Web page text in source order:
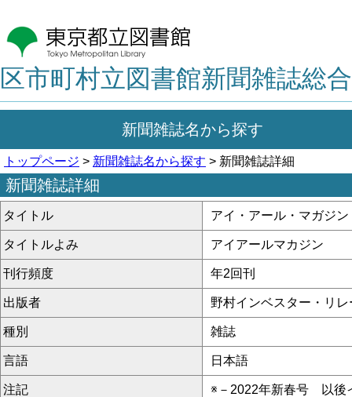
区市町村立図書館新聞雑誌総
新聞雑誌名から探す
トップページ > 新聞雑誌名から探す > 新聞雑誌詳細
新聞雑誌詳細
タイトル アイ・アール・マガジン
タイトルよみ アイアールマカジン
刊行頻度 年2回刊
出版者 野村インベスター・リ
種別 雑誌
言語 日本語
注記 ※－2022年新春号 以後